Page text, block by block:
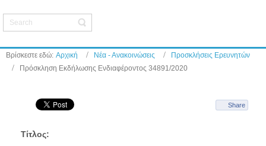
Βρίσκεστε εδώ: Αρχική Νέα - Ανακοινώσεις
Προσκλήσεις Ερευνητών
Πρόσκληση Εκδήλωσης Ενδιαφέροντος 34891/2020
Share
Τίτλος: